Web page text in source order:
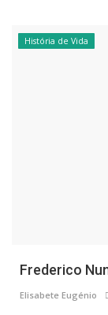
História de Vida
Frederico
Elisabete Eugénio